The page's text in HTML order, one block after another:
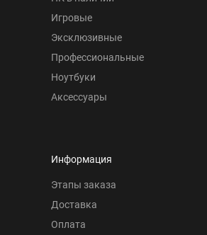
Игровые
Эксклюзивные
Профессиональные
Ноутбуки
Аксессуары
Информация
Этапы заказа
Доставка
Оплата